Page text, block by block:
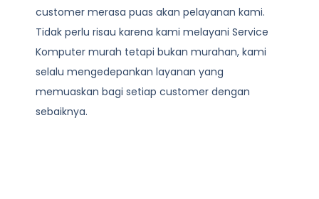
customer merasa puas akan pelayanan kami.
Tidak perlu risau karena kami melayani Service
Komputer murah tetapi bukan murahan, kami
selalu mengedepankan layanan yang
memuaskan bagi setiap customer dengan
sebaiknya.